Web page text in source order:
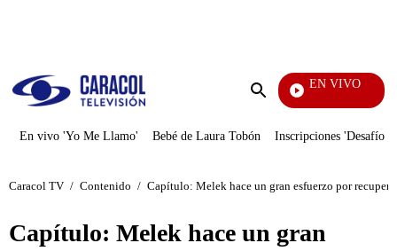
Enviar
EN VIVO
Noticias Caracol
En vivo 'Yo Me Llamo' Bebé de Laura Tobón Inscripciones 'Desafío'
Caracol TV / Contenido / Capítulo: Melek hace un gran esfuerzo por
Capítulo: Melek hace un gran